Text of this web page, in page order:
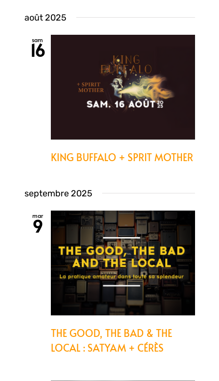
août 2025
sam
16
KING BUFFALO + SPRIT MOTHER
septembre 2025
mar
9
THE GOOD, THE BAD & THE
LOCAL : SATYAM + CÉRÈS